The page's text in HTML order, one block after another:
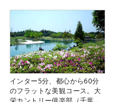
インター5分、都心から60分
のフラットな美観コース。大